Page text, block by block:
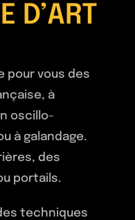
D’ART
pour vous des
à
oscillo-
à galandage.
des
portails.
techniques